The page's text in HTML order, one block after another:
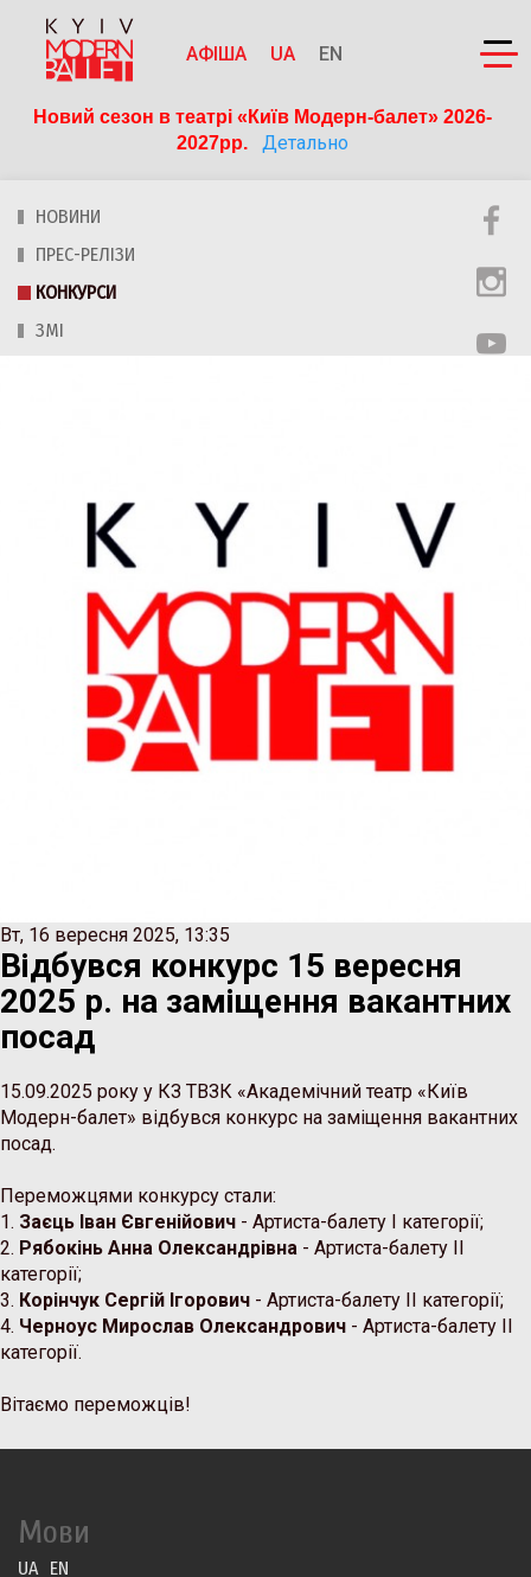
АФІША UA EN
Новий сезон в театрі «Київ Модерн-балет» 2026-
2027рр.
Детально
НОВИНИ
ПРЕС-РЕЛІЗИ
КОНКУРСИ
ЗМІ
Вт, 16 вересня 2025, 13:35
Відбувся конкурс 15 вересня
2025 р. на заміщення вакантних
посад
15.09.2025 року у КЗ ТВЗК «Академічний театр «Київ
Модерн-балет» відбувся конкурс на заміщення вакантних
посад.
Переможцями конкурсу стали:
1. Заєць Іван Євгенійович - Артиста-балету І категорії;
2. Рябокінь Анна Олександрівна - Артиста-балету ІІ
категорії;
3. Корінчук Сергій Ігорович - Артиста-балету ІІ категорії;
4. Черноус Мирослав Олександрович - Артиста-балету ІІ
категорії.
Вітаємо переможців!
Мови
UA EN